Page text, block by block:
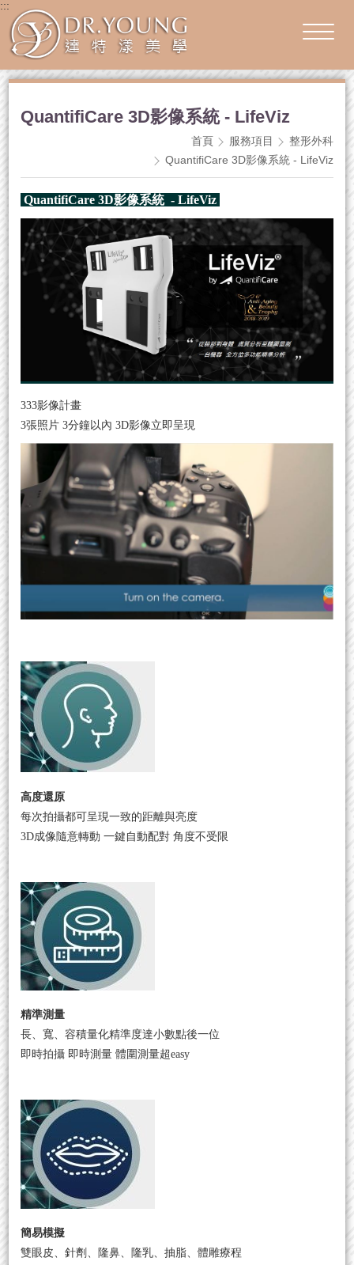
:::
QuantifiCare 3D影像系統 - LifeViz
首頁 服務項目
整形外科
QuantifiCare 3D影像系統 - LifeViz
QuantifiCare 3D影像系統 - LifeViz
333影像計畫
3張照片 3分鐘以內 3D影像立即呈現
高度還原
每次拍攝都可呈現一致的距離與亮度
3D成像隨意轉動 一鍵自動配對 角度不受限
精準測量
長、寬、容積量化精準度達小數點後一位
即時拍攝 即時測量 體圍測量超easy
簡易模擬
雙眼皮、針劑、隆鼻、隆乳、抽脂、體雕療程